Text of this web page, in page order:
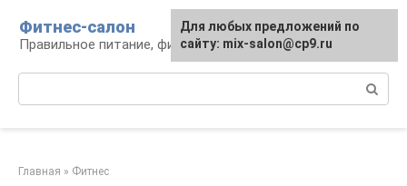
контенту
Фитнес-салон
Правильное питание, фитнес, образ жизни
Главная » Фитнес
Для любых предложений по
сайту: mix-salon@cp9.ru